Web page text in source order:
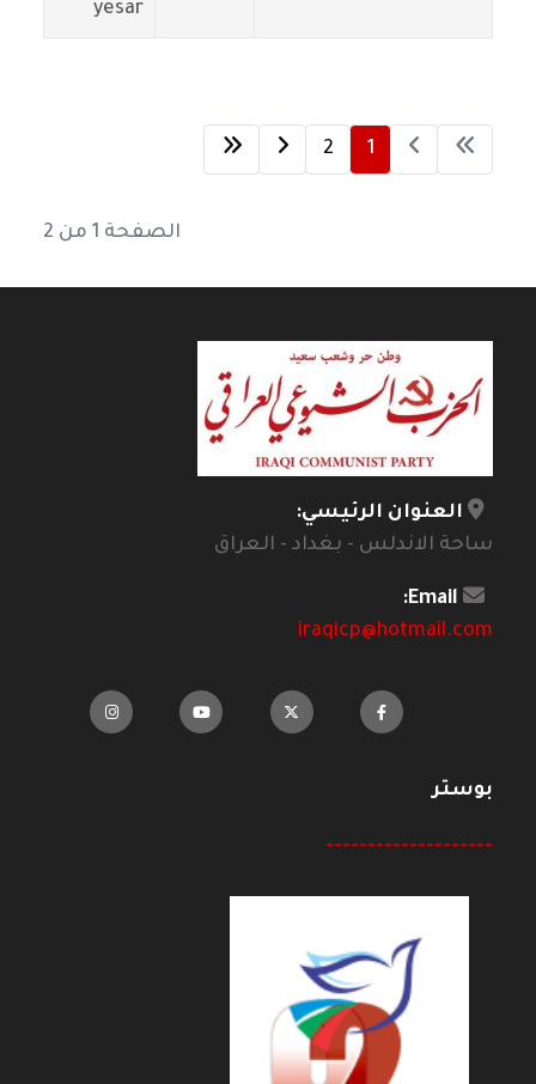
yesar
1
2
الصفحة 1 من 2
العنوان الرئيسي:
ساحة الاندلس - بغداد - العراق
Email:
iraqicp@hotmail.com
بوستر
--------------------